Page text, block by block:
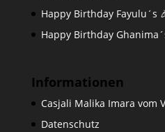
Happy Birthday Fayulu´s
Happy Birthday
Informationen
Casjali Malika Imara vom
Datenschutz